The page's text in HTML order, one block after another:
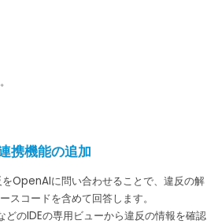
携機能の追加
OpenAIに問い合わせることで、違反の解
スコードを含めて回答します。
のIDEの専用ビューから違反の情報を確認